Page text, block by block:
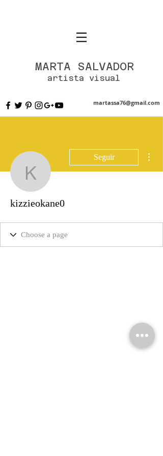
MARTA SALVADOR
artista visual
martassa76@gmail.com
kizzieokane0
Seguir
kizzieokane0